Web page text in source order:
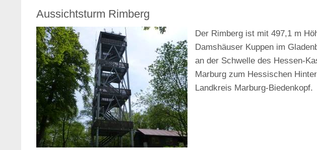
Aussichtsturm Rimberg
Der Rimberg ist mit 497,1 m
Damshäuser Kuppen im
an der Schwelle des Hessen-
Marburg zum Hessischen
Landkreis Marburg-Biedenkopf.